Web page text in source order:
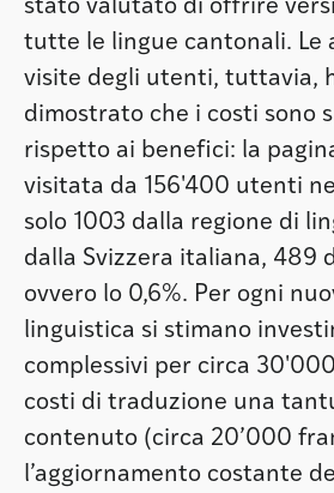
stato valutato di offrire
tutte le lingue cantonali. Le
visite degli utenti, tuttavia,
dimostrato che i costi sono
rispetto ai benefici: la
visitata da 156'400 utenti
solo 1003 dalla regione di
dalla Svizzera italiana, 489
ovvero lo 0,6%. Per ogni
linguistica si stimano
complessivi per circa
costi di traduzione una
contenuto (circa 20’000
l’aggiornamento costante